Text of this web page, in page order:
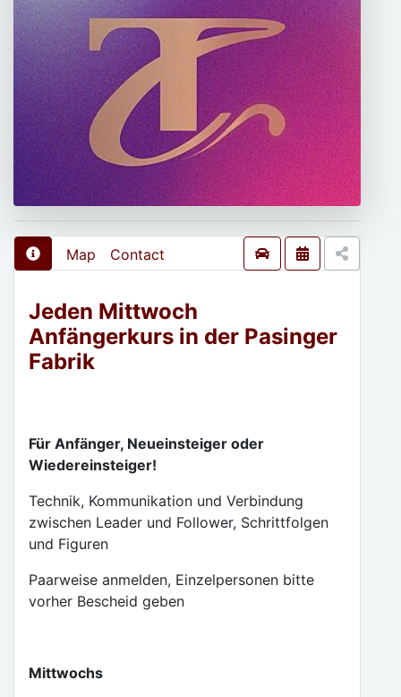
Map Contact
Jeden Mittwoch
Anfängerkurs in der Pasinger
Fabrik
Für Anfänger, Neueinsteiger oder
Wiedereinsteiger!
Technik, Kommunikation und Verbindung
zwischen Leader und Follower, Schrittfolgen
und Figuren
Paarweise anmelden, Einzelpersonen bitte
vorher Bescheid geben
Mittwochs